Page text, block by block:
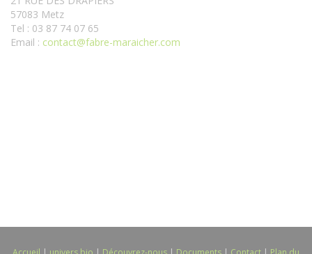
57083 Metz
Tel : 03 87 74 07 65
Email : contact@fabre-maraicher.com